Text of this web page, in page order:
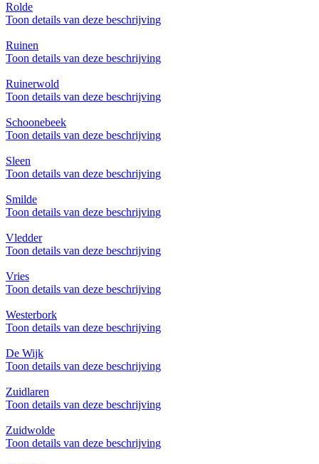
Rolde
Toon details van deze beschrijving
Ruinen
Toon details van deze beschrijving
Ruinerwold
Toon details van deze beschrijving
Schoonebeek
Toon details van deze beschrijving
Sleen
Toon details van deze beschrijving
Smilde
Toon details van deze beschrijving
Vledder
Toon details van deze beschrijving
Vries
Toon details van deze beschrijving
Westerbork
Toon details van deze beschrijving
De Wijk
Toon details van deze beschrijving
Zuidlaren
Toon details van deze beschrijving
Zuidwolde
Toon details van deze beschrijving